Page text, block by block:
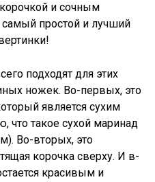
и сочным
простой и лучший
подходят для этих
ножек. Во-первых, это
является сухим
что такое сухой маринад
Во-вторых, это
корочка сверху. И в-
красивым и